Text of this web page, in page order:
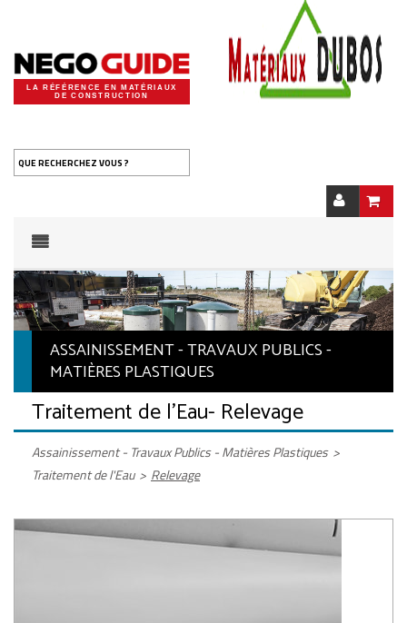
LA RÉFÉRENCE EN MATÉRIAUX
DE CONSTRUCTION
QUE RECHERCHEZ VOUS ?
ASSAINISSEMENT - TRAVAUX PUBLICS -
MATIÈRES PLASTIQUES
Traitement de l'Eau- Relevage
Assainissement - Travaux Publics - Matières Plastiques >
Traitement de l'Eau > Relevage